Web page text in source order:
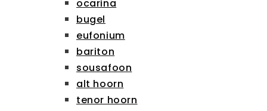
ocarina
bugel
eufonium
bariton
sousafoon
alt hoorn
tenor hoorn